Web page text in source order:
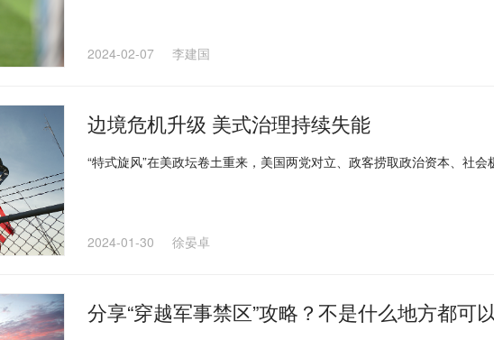
2024-02-07 李建国
边境危机升级 美式治理持续失能
“特式旋风”在美政坛卷土重来，美国两党对立、政客捞取政治资本、社
2024-01-30 徐晏卓
分享“穿越军事禁区”攻略？不是什么地方都可以